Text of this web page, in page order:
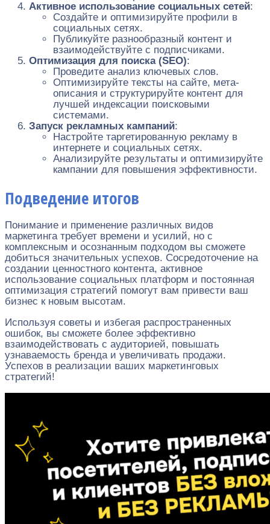
Активное использование социальных сетей:
Создайте и оптимизируйте профили в
социальных сетях.
Публикуйте разнообразный контент и
взаимодействуйте с подписчиками.
Оптимизация для поиска (SEO):
Проведите анализ ключевых слов.
Оптимизируйте тексты на сайте, мета-
описания и структурируйте контент для
лучшей индексации поисковыми
системами.
Запуск рекламных кампаний:
Настройте таргетированную рекламу в
интернете и социальных сетях.
Анализируйте результаты и оптимизируйте
кампании для повышения эффективности.
Подведение итогов
Понимание и применение различных видов
маркетинга требует времени и усилий, но с
комплексным и осознанным подходом вы сможете
добиться значительных успехов. Сосредоточение на
создании ценностного контента, активное
использование социальных платформ и постоянная
оптимизация стратегий помогут вам привести ваш
бизнес к новым высотам.
Используя советы и избегая распространенных
ошибок, вы сможете более эффективно
взаимодействовать с аудиторией, повышать
узнаваемость бренда и увеличивать продажи.
Успехов в реализации ваших маркетинговых
стратегий!